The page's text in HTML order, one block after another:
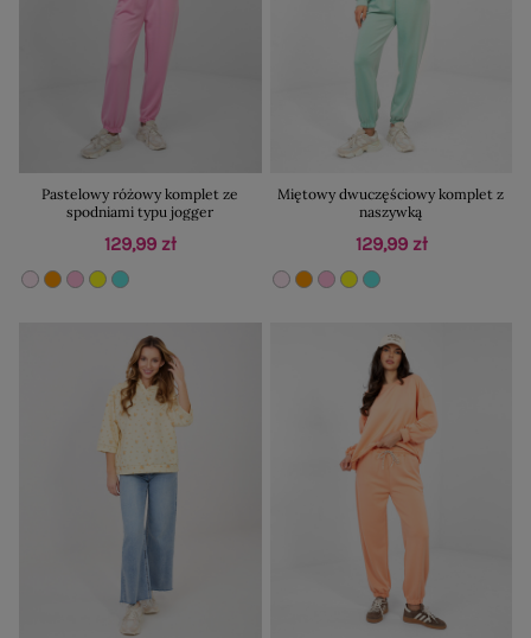
Pastelowy różowy komplet ze
spodniami typu jogger
129,99 zł
Miętowy dwuczęściowy komplet z
naszywką
129,99 zł